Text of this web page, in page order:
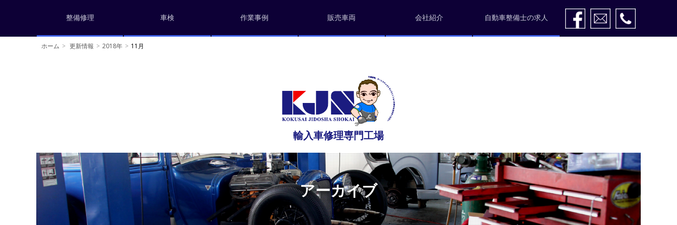
整備修理 車検 作業事例 販売車両 会社紹介 自動車整備士の求人
ホーム 更新情報 2018年 11月
輸入車修理専門工場
アーカイブ